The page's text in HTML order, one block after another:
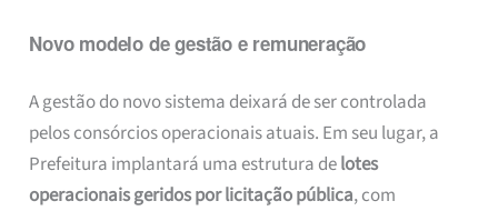
Novo modelo de gestão e remuneração
A gestão do novo sistema deixará de ser controlada
pelos consórcios operacionais atuais. Em seu lugar, a
Prefeitura implantará uma estrutura delotes
operacionais geridos por licitação pública, com